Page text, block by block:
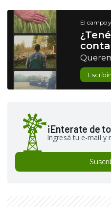
El campo
¡Enterate de
Ingresá tu e-mail y